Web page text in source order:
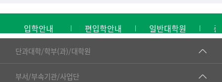
입학안내 편입학안내 일반대학원
단과대학/학부(과)/대학원
■인문대학
▷국어국문학부
부서/부속기관/사업단
공동기기센터